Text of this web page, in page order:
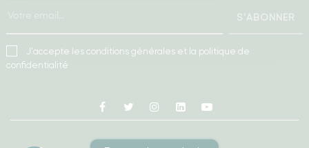
S'ABONNER
J'accepte les conditions générales et la politique de
confidentialité
Facebook
Twitter InstagramLinkedin